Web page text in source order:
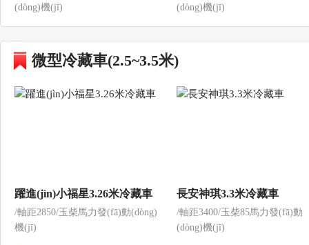
(dòng)機(jī)
(dòng)機(jī)
微型冷藏車(2.5~3.5米)
躍進(jìn)小福星3.26米冷藏車
/軸距2850/玉柴馬力發(fā)動(dòng)
機(jī)
長安神琪3.3米冷藏車
/軸距3400/玉柴85馬力發(fā)動
(dòng)機(jī)